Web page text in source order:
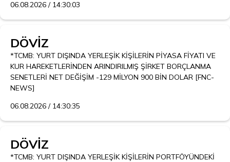
06.08.2026 / 14:30:03
DÖVİZ
*TCMB: YURT DIŞINDA YERLEŞİK KİŞİLERİN PİYASA FİYATI VE
KUR HAREKETLERİNDEN ARINDIRILMIŞ ŞİRKET BORÇLANMA
SENETLERİ NET DEĞİŞİM -129 MİLYON 900 BİN DOLAR [FNC-
NEWS]
06.08.2026 / 14:30:35
DÖVİZ
*TCMB: YURT DIŞINDA YERLEŞİK KİŞİLERİN PORTFÖYÜNDEKİ